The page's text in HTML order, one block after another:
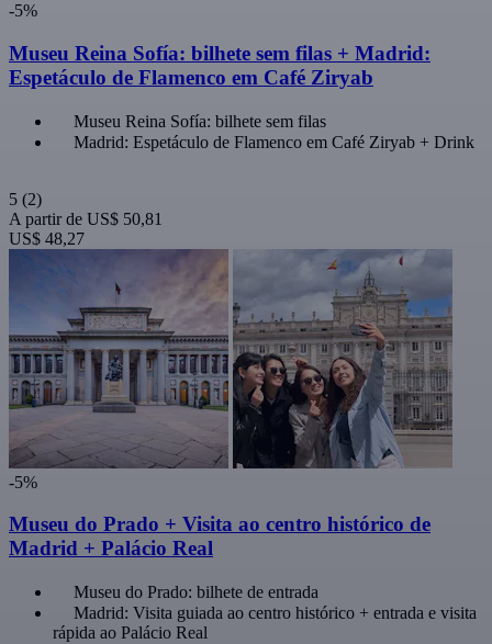
-5%
Museu Reina Sofía: bilhete sem filas + Madrid:
Espetáculo de Flamenco em Café Ziryab
Museu Reina Sofía: bilhete sem filas
Madrid: Espetáculo de Flamenco em Café Ziryab + Drink
5 (2)
A partir de US$ 50,81
US$ 48,27
-5%
Museu do Prado + Visita ao centro histórico de
Madrid + Palácio Real
Museu do Prado: bilhete de entrada
Madrid: Visita guiada ao centro histórico + entrada e visita
rápida ao Palácio Real